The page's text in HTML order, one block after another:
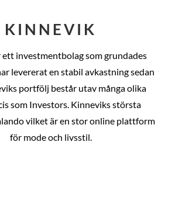
KINNEVIK
ett investmentbolag som grundades
levererat en stabil avkastning sedan
portfölj består utav många olika
som Investors. Kinneviks största
vilket är en stor online plattform
för mode och livsstil.